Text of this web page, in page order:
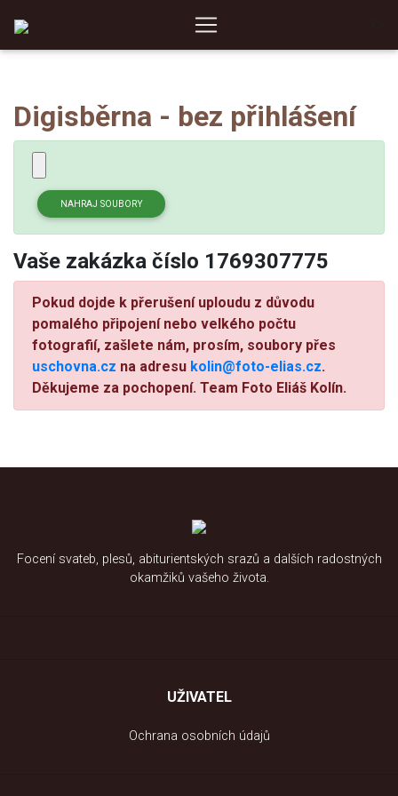
Digisběrna - bez přihlášení
Vaše zakázka číslo 1769307775
Pokud dojde k přerušení uploudu z důvodu
pomalého připojení nebo velkého počtu
fotografií, zašlete nám, prosím, soubory přes
uschovna.cz na adresu kolin@foto-elias.cz.
Děkujeme za pochopení. Team Foto Eliáš Kolín.
Focení svateb, plesů, abiturientských srazů a dalších radostných
okamžiků vašeho života.
UŽIVATEL
Ochrana osobních údajů